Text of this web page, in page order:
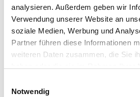
analysieren. Außerdem geben wir
Verwendung unserer Website an
soziale Medien, Werbung und
Partner führen diese Informationen
weiteren Daten zusammen, die Sie
Notwendig